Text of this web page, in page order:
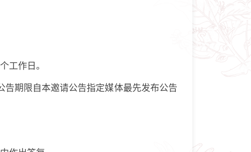
工作日。
期限自本邀请公告指定媒体最先发布公告